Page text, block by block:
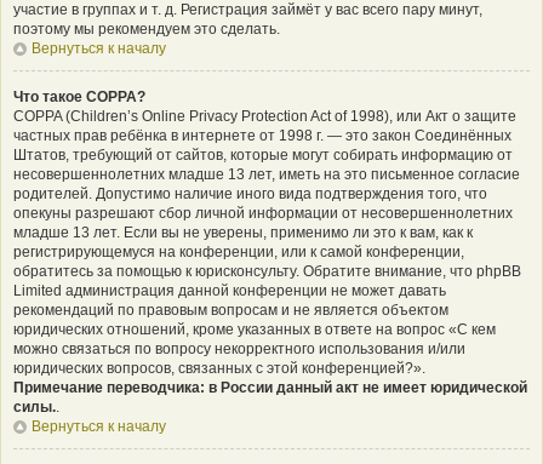
участие в группах и т. д. Регистрация займёт у вас всего пару минут,
поэтому мы рекомендуем это сделать.
Вернуться к началу
Что такое COPPA?
COPPA (Children’s Online Privacy Protection Act of 1998), или Акт о защите
частных прав ребёнка в интернете от 1998 г. — это закон Соединённых
Штатов, требующий от сайтов, которые могут собирать информацию от
несовершеннолетних младше 13 лет, иметь на это письменное согласие
родителей. Допустимо наличие иного вида подтверждения того, что
опекуны разрешают сбор личной информации от несовершеннолетних
младше 13 лет. Если вы не уверены, применимо ли это к вам, как к
регистрирующемуся на конференции, или к самой конференции,
обратитесь за помощью к юрисконсульту. Обратите внимание, что phpBB
Limited администрация данной конференции не может давать
рекомендаций по правовым вопросам и не является объектом
юридических отношений, кроме указанных в ответе на вопрос «С кем
можно связаться по вопросу некорректного использования и/или
юридических вопросов, связанных с этой конференцией?».
Примечание переводчика: в России данный акт не имеет юридической
силы..
Вернуться к началу